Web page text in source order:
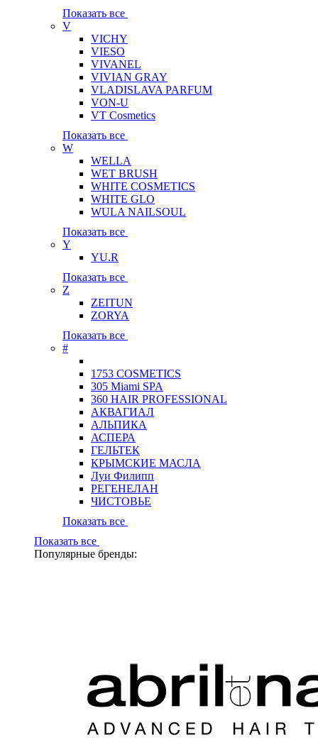
Показать все
V
VICHY
VIESO
VIVANEL
VIVIAN GRAY
VLADISLAVA PARFUM
VON-U
VT Cosmetics
Показать все
W
WELLA
WET BRUSH
WHITE COSMETICS
WHITE GLO
WULA NAILSOUL
Показать все
Y
YU.R
Показать все
Z
ZEITUN
ZORYA
Показать все
#
1753 COSMETICS
305 Miami SPA
360 HAIR PROFESSIONAL
АКВАГИАЛ
АЛЬПИКА
АСПЕРА
ГЕЛЬТЕК
КРЫМСКИЕ МАСЛА
Луи Филипп
РЕГЕНЕЛАН
ЧИСТОВЬЕ
Показать все
Показать все
Популярные бренды: